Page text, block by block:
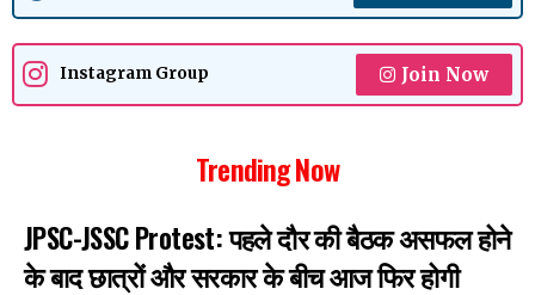
Instagram Group Join Now
Trending Now
JPSC-JSSC Protest: पहले दौर की बैठक असफल होने
के बाद छात्रों और सरकार के बीच आज फिर होगी